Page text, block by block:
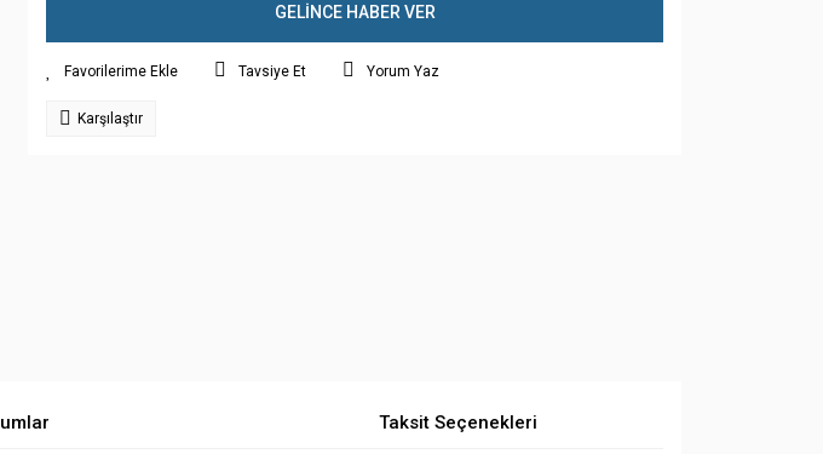
GELİNCE HABER VER
Tavsiye Et Yorum Yaz
Karşılaştır
Taksit Seçenekleri